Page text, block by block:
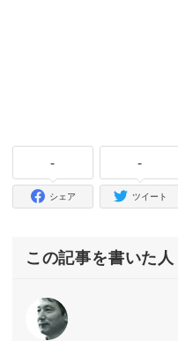
-
シェア
-
ツイート
この記事を書いた人